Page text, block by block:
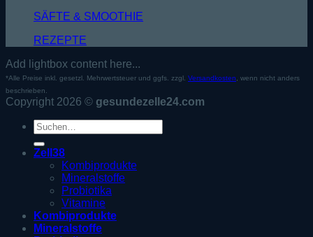
SÄFTE & SMOOTHIE
REZEPTE
Add lightbox content here...
*Alle Preise inkl. gesetzl. Mehrwertsteuer und ggfs. zzgl. Versandkosten , wenn nicht anders
beschrieben.
Copyright 2026 © gesundezelle24.com
Suche
nach:
Zell38
Kombiprodukte
Mineralstoffe
Probiotika
Vitamine
Kombiprodukte
Mineralstoffe